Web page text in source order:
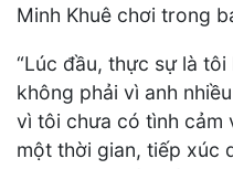
Minh Khuê chơi trong
“Lúc đầu, thực sự là
không phải vì anh
vì tôi chưa có tình cảm
một thời gian, tiếp xúc